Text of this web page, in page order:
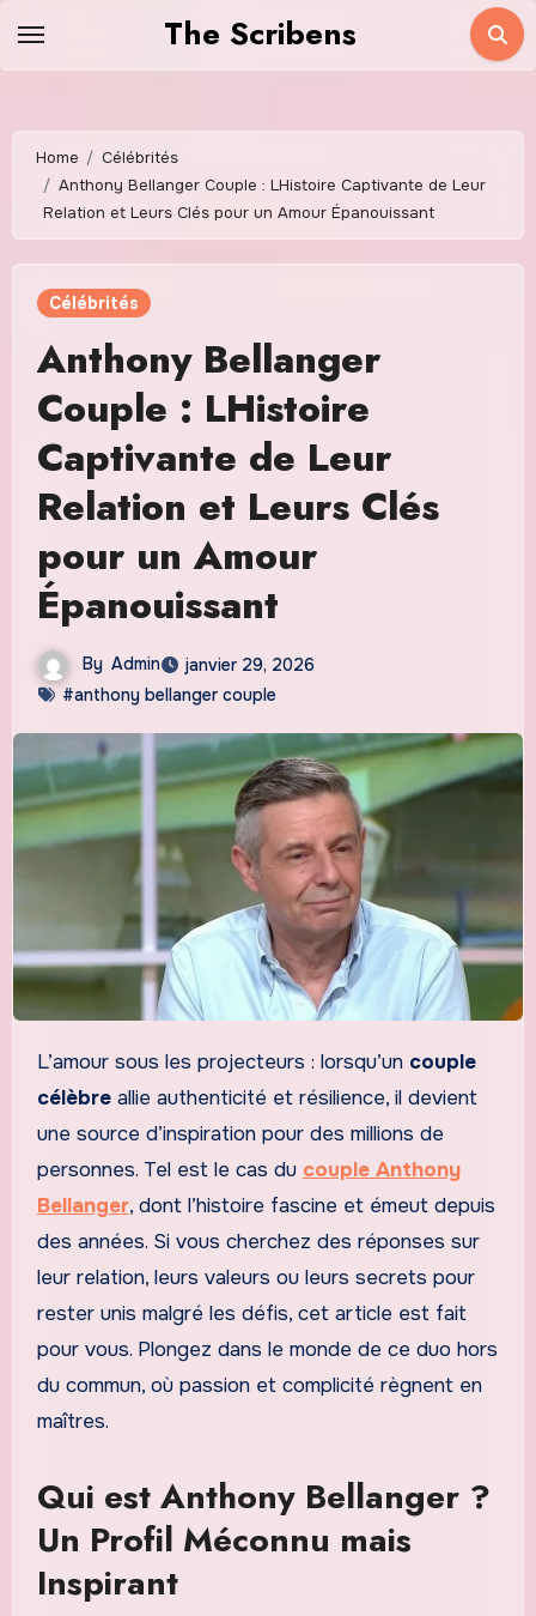
The Scribens
Home
Célébrités
Anthony Bellanger Couple : LHistoire Captivante de Leur
Relation et Leurs Clés pour un Amour Épanouissant
Célébrités
Anthony Bellanger
Couple : LHistoire
Captivante de Leur
Relation et Leurs Clés
pour un Amour
Épanouissant
By Admin
janvier 29, 2026
#anthony bellanger couple
L’amour sous les projecteurs : lorsqu’un couple
célèbreallie authenticité et résilience, il devient
une source d’inspiration pour des millions de
personnes. Tel est le cas du couple Anthony
Bellanger, dont l’histoire fascine et émeut depuis
des années. Si vous cherchez des réponses sur
leur relation, leurs valeurs ou leurs secrets pour
rester unis malgré les défis, cet article est fait
pour vous. Plongez dans le monde de ce duo hors
du commun, où passion et complicité règnent en
maîtres.
Qui est Anthony Bellanger ?
Un Profil Méconnu mais
Inspirant